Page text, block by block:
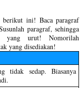
berikut ini! Baca paragraf
paragraf, sehingga
yang urut! Nomorilah
yang disediakan!
tidak sedap. Biasanya